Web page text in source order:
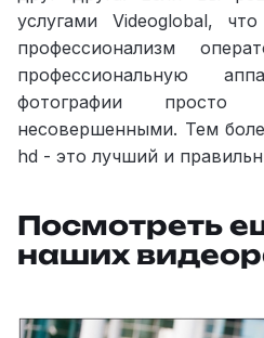
услугами Videoglobal,
профессионализм
профессиональную
фотографии
несовершенными. Тем
hd - это лучший и
Посмотреть
наших